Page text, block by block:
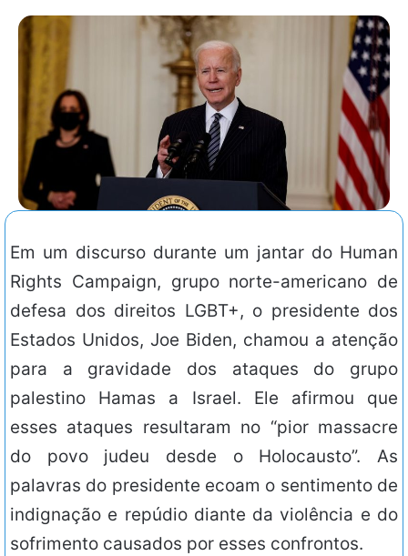
Em um discurso durante um jantar do Human
Rights Campaign, grupo norte-americano de
defesa dos direitos LGBT+, o presidente dos
Estados Unidos, Joe Biden, chamou a atenção
para a gravidade dos ataques do grupo
palestino Hamas a Israel. Ele afirmou que
esses ataques resultaram no “pior massacre
do povo judeu desde o Holocausto”. As
palavras do presidente ecoam o sentimento de
indignação e repúdio diante da violência e do
sofrimento causados por esses confrontos.